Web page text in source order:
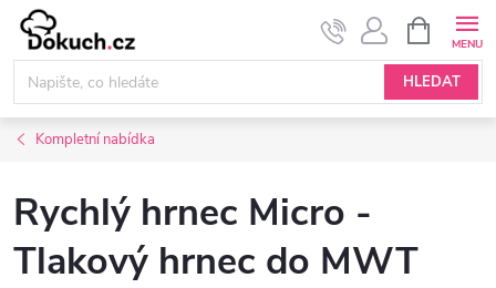
Přejít
obsah
HLEDAT
NÁKUPNÍ
KOŠÍK
Kompletní nabídka
Rychlý hrnec Micro -
Tlakový hrnec do MWT